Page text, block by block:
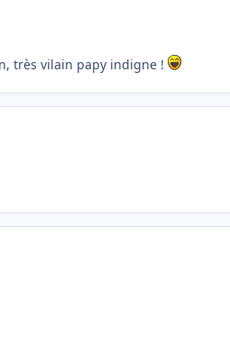
très vilain papy indigne !